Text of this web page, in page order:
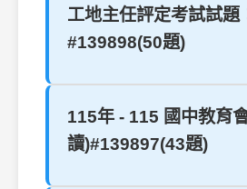
工地主任評定考試試題
#139898(50題)
115年 - 115 國中教育
讀)#139897(43題)